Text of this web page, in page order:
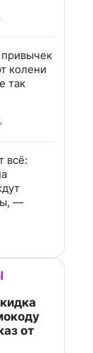
колени
так
всё:
—
от